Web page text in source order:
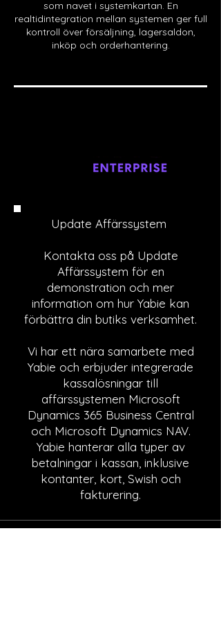
som navet i systemkartan. En
realtidintegration mellan systemen ger full
kontroll över försäljning, lagersaldon,
inköp och orderhantering.
Update Affärssystem
Kontakta oss på Update
Affärssystem för en
demonstration och mer
information om hur Yabie kan
förbättra din butiks verksamhet.
Vi har ett nära samarbete med
Yabie och erbjuder integrerade
kassalösningar till
affärssystemen Microsoft
Dynamics 365 Business Central
och Microsoft Dynamics NAV.
Yabie hanterar alla typer av
betalningar i kassan, inklusive
kontanter, kort, Swish och
fakturering.